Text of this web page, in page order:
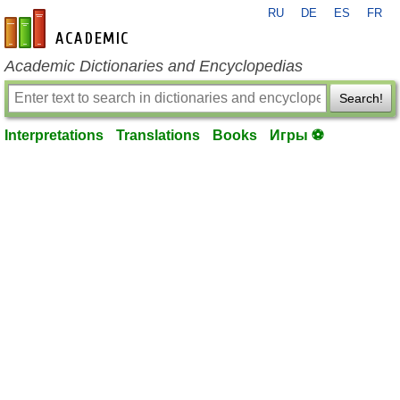
en-academic.com
RU DE ES FR
Academic Dictionaries and Encyclopedias
Search!
Interpretations Translations Books Игры ⚽